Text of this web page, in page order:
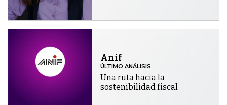
Anif
ÚLTIMO ANÁLISIS
Una ruta hacia la
sostenibilidad fiscal